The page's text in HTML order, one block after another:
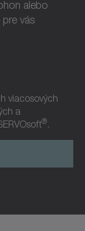
alebo
vás
viacosových
a
®.